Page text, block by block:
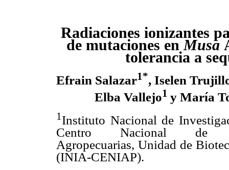
Radiaciones ionizantes
de mutaciones enMusa
tolerancia a
Efrain Salazar1*, Iselen
Elba Vallejo1 y María
1 Instituto Nacional de
Centro Nacional de
Agropecuarias, Unidad de
(INIA-CENIAP).